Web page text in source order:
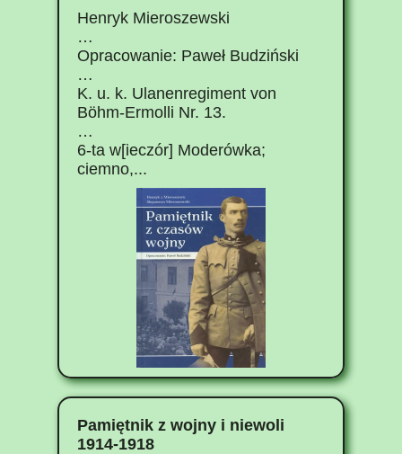
Henryk Mieroszewski
…
Opracowanie: Paweł Budziński
…
K. u. k. Ulanenregiment von
Böhm-Ermolli Nr. 13.
…
6-ta w[ieczór] Moderówka;
ciemno,...
Pamiętnik z wojny i niewoli
1914-1918